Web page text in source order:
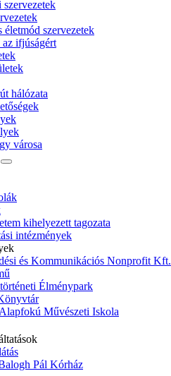
életmód szervezetek
ifjúságért
hálózata
városa
kihelyezett tagozata
intézmények
és Kommunikációs Nonprofit Kft.
Élménypark
Művészeti Iskola
Pál Kórház